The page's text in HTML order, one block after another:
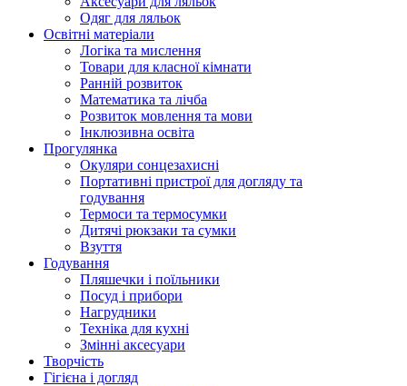
Одяг для ляльок
Освітні матеріали
Логіка та мислення
Товари для класної кімнати
Ранній розвиток
Математика та лічба
Розвиток мовлення та мови
Інклюзивна освіта
Прогулянка
Окуляри сонцезахисні
Портативні пристрої для догляду та
годування
Термоси та термосумки
Дитячі рюкзаки та сумки
Взуття
Годування
Пляшечки і поїльники
Посуд і прибори
Нагрудники
Техніка для кухні
Змінні аксесуари
Творчість
Гігієна і догляд